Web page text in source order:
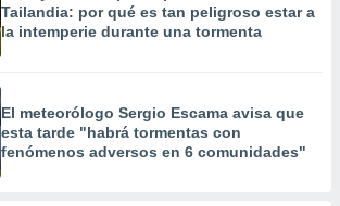
Tailandia: por qué es tan peligroso estar a
la intemperie durante una tormenta
El meteorólogo Sergio Escama avisa que
esta tarde "habrá tormentas con
fenómenos adversos en 6 comunidades"